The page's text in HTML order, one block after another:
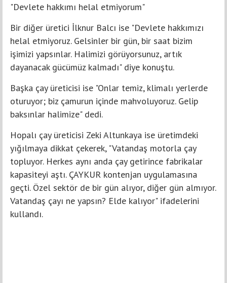
"Devlete hakkımı helal etmiyorum"
Bir diğer üretici İlknur Balcı ise "Devlete hakkımızı
helal etmiyoruz. Gelsinler bir gün, bir saat bizim
işimizi yapsınlar. Halimizi görüyorsunuz, artık
dayanacak gücümüz kalmadı" diye konuştu.
Başka çay üreticisi ise "Onlar temiz, klimalı yerlerde
oturuyor; biz çamurun içinde mahvoluyoruz. Gelip
baksınlar halimize" dedi.
Hopalı çay üreticisi Zeki Altunkaya ise üretimdeki
yığılmaya dikkat çekerek, "Vatandaş motorla çay
topluyor. Herkes aynı anda çay getirince fabrikalar
kapasiteyi aştı. ÇAYKUR kontenjan uygulamasına
geçti. Özel sektör de bir gün alıyor, diğer gün almıyor.
Vatandaş çayı ne yapsın? Elde kalıyor" ifadelerini
kullandı.